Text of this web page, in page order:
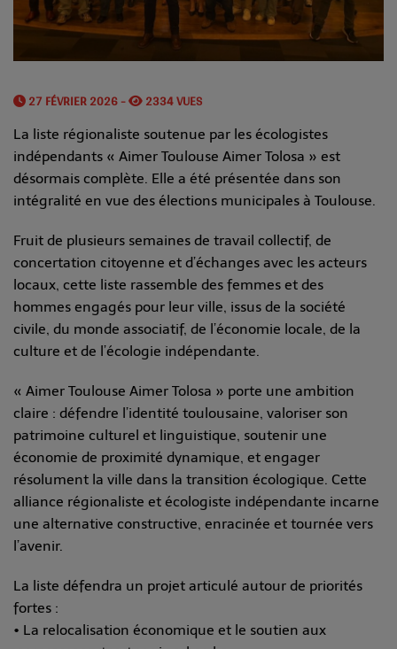
27 FÉVRIER 2026 - 2334 VUES
La liste régionaliste soutenue par les écologistes
indépendants « Aimer Toulouse Aimer Tolosa » est
désormais complète. Elle a été présentée dans son
intégralité en vue des élections municipales à Toulouse.
Fruit de plusieurs semaines de travail collectif, de
concertation citoyenne et d’échanges avec les acteurs
locaux, cette liste rassemble des femmes et des
hommes engagés pour leur ville, issus de la société
civile, du monde associatif, de l’économie locale, de la
culture et de l’écologie indépendante.
« Aimer Toulouse Aimer Tolosa » porte une ambition
claire : défendre l’identité toulousaine, valoriser son
patrimoine culturel et linguistique, soutenir une
économie de proximité dynamique, et engager
résolument la ville dans la transition écologique. Cette
alliance régionaliste et écologiste indépendante incarne
une alternative constructive, enracinée et tournée vers
l’avenir.
La liste défendra un projet articulé autour de priorités
fortes :
• La relocalisation économique et le soutien aux